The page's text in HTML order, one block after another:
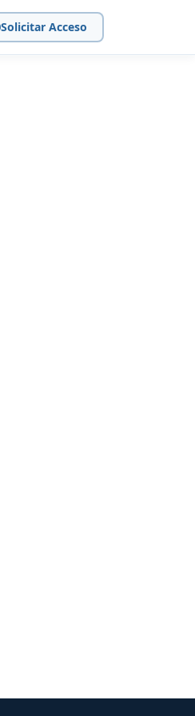
Solicitar Acceso